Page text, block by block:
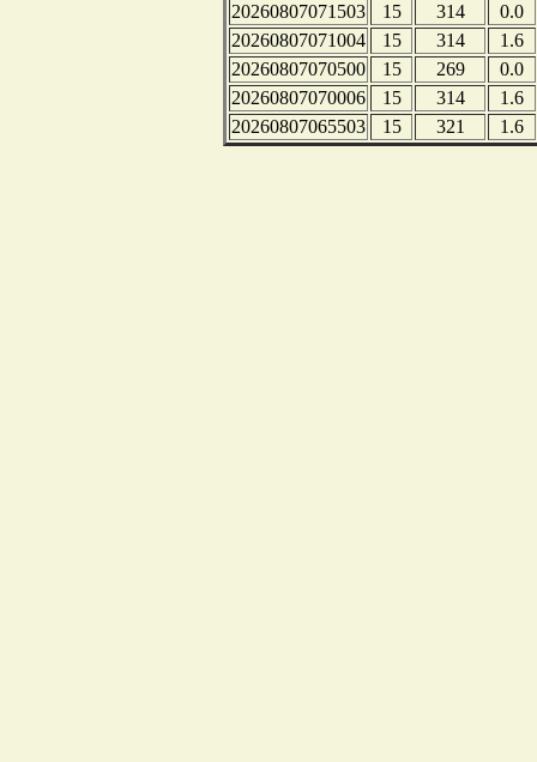
20260807071503
15 314
0.0
20260807071004
15 314
1.6
20260807070500
15 269
0.0
20260807070006
15 314
1.6
20260807065503
15 321 1.6